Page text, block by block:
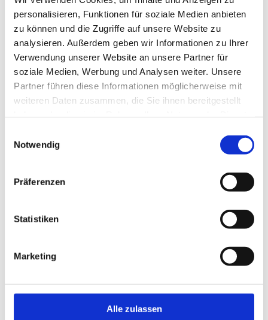
personalisieren, Funktionen für soziale Medien anbieten
zu können und die Zugriffe auf unsere Website zu
analysieren. Außerdem geben wir Informationen zu Ihrer
Verwendung unserer Website an unsere Partner für
soziale Medien, Werbung und Analysen weiter. Unsere
Partner führen diese Informationen möglicherweise mit
weiteren Daten zusammen, die Sie ihnen bereitgestellt
Notwendig
Präferenzen
Statistiken
Marketing
Alle zulassen
Mitarbeiter im Innendienst
(Kaufmann für Versicherungen und
Finanzen, Versicherungsfachmann,
o.Ä.) (m/w/d)
SE Gruppe'
Premium
Premium
Premium
2 Wochen
Premium
Programmierer (m/w/d) für Stanz-
und Laseranlagen (TRUMPF)
Ernst Meck GmbH
Premium